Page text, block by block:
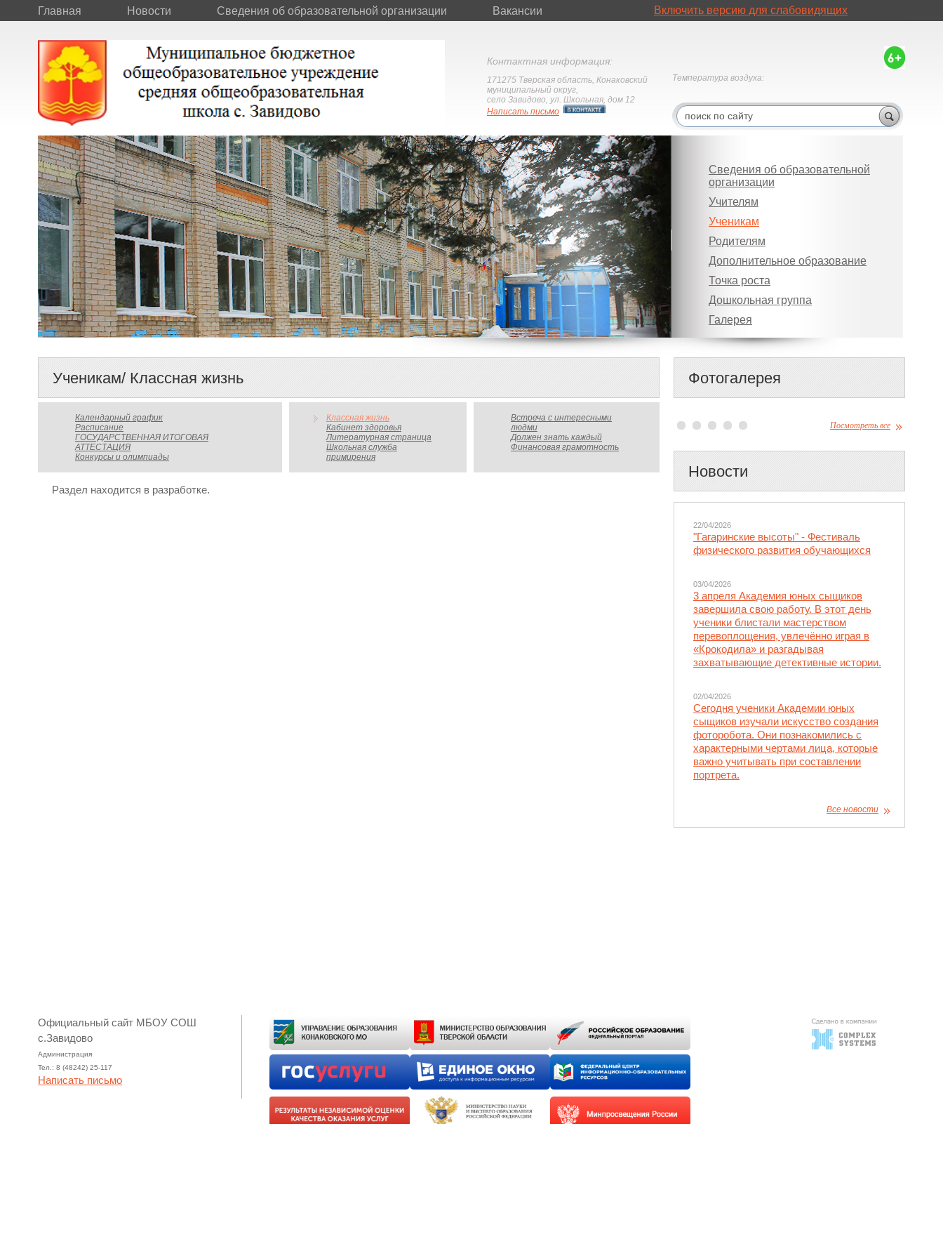
Главная Новости Сведения об образовательной организации Вакансии Включить версию для слабовидящих
Температура воздуха:
Контактная информация:
171275 Тверская область, Конаковский
муниципальный округ,
село Завидово, ул. Школьная, дом 12
Написать письмо
Сведения об образовательной
организации
Учителям
Ученикам
Родителям
Дополнительное образование
Точка роста
Дошкольная группа
Галерея
Ученикам/ Классная жизнь
Календарный график
Расписание
ГОСУДАРСТВЕННАЯ ИТОГОВАЯ
АТТЕСТАЦИЯ
Конкурсы и олимпиады
Классная жизнь
Кабинет здоровья
Литературная страница
Школьная служба
примирения
Встреча с интересными
людми
Должен знать каждый
Финансовая грамотность
Раздел находится в разработке.
Фотогалерея
Посмотреть все
Новости
22/04/2026
"Гагаринские высоты" - Фестиваль
физического развития обучающихся
03/04/2026
3 апреля Академия юных сыщиков
завершила свою работу. В этот день
ученики блистали мастерством
перевоплощения, увлечённо играя в
«Крокодила» и разгадывая
захватывающие детективные истории.
02/04/2026
Сегодня ученики Академии юных
сыщиков изучали искусство создания
фоторобота. Они познакомились с
характерными чертами лица, которые
важно учитывать при составлении
портрета.
Все новости
Официальный сайт МБОУ СОШ
с.Завидово
Администрация
Тел.: 8 (48242) 25-117
Написать письмо